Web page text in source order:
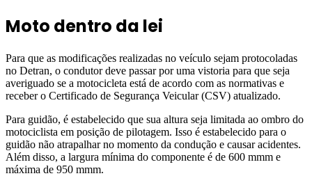
Moto dentro da lei
Para que as modificações realizadas no veículo sejam protocoladas
no Detran, o condutor deve passar por uma vistoria para que seja
averiguado se a motocicleta está de acordo com as normativas e
receber o Certificado de Segurança Veicular (CSV) atualizado.
Para guidão, é estabelecido que sua altura seja limitada ao ombro do
motociclista em posição de pilotagem. Isso é estabelecido para o
guidão não atrapalhar no momento da condução e causar acidentes.
Além disso, a largura mínima do componente é de 600 mmm e
máxima de 950 mmm.